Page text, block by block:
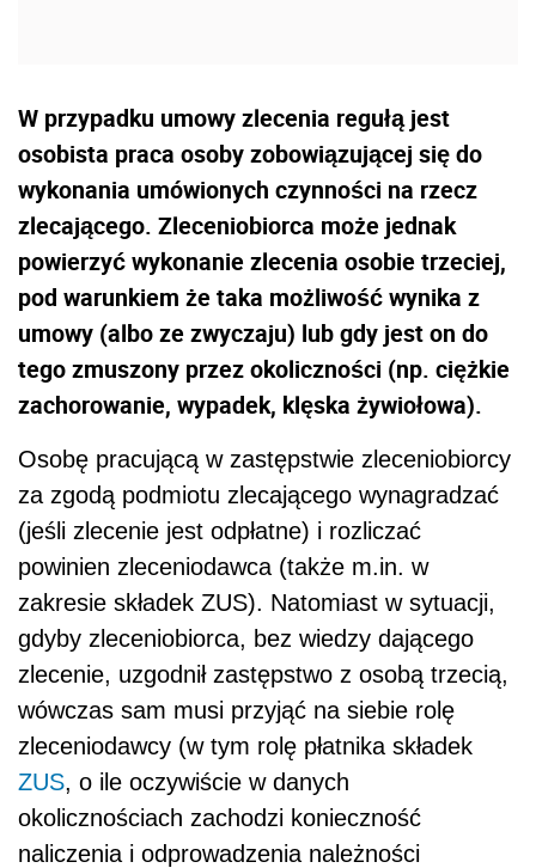
W przypadku umowy zlecenia regułą jest
osobista praca osoby zobowiązującej się do
wykonania umówionych czynności na rzecz
zlecającego. Zleceniobiorca może jednak
powierzyć wykonanie zlecenia osobie trzeciej,
pod warunkiem że taka możliwość wynika z
umowy (albo ze zwyczaju) lub gdy jest on do
tego zmuszony przez okoliczności (np. ciężkie
zachorowanie, wypadek, klęska żywiołowa).
Osobę pracującą w zastępstwie zleceniobiorcy
za zgodą podmiotu zlecającego wynagradzać
(jeśli zlecenie jest odpłatne) i rozliczać
powinien zleceniodawca (także m.in. w
zakresie składek ZUS). Natomiast w sytuacji,
gdyby zleceniobiorca, bez wiedzy dającego
zlecenie, uzgodnił zastępstwo z osobą trzecią,
wówczas sam musi przyjąć na siebie rolę
zleceniodawcy (w tym rolę płatnika składek
ZUS, o ile oczywiście w danych
okolicznościach zachodzi konieczność
naliczenia i odprowadzenia należności